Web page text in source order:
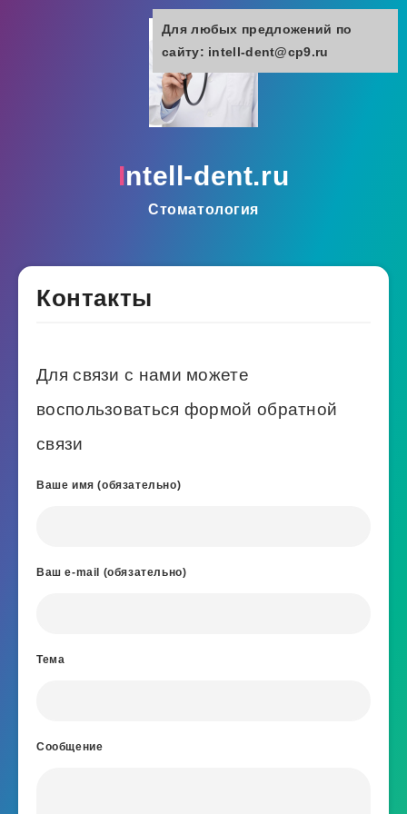
intell-dent.ru
Стоматология
Контакты
Для связи с нами можете
воспользоваться формой обратной
связи
Ваше имя (обязательно)
Ваш e-mail (обязательно)
Тема
Сообщение
Для любых предложений по
сайту: intell-dent@cp9.ru